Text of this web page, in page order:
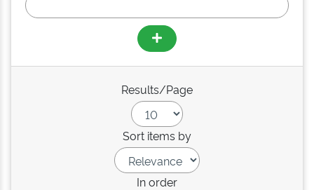
Results/Page
Sort items by
In order